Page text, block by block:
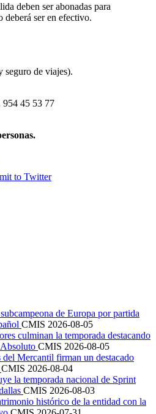
deben ser abonadas para
deberá ser en efectivo.
seguro de viajes).
45 53 77
de Europa por partida
CMIS 2026-08-05
culminan la temporada destacando
CMIS 2026-08-05
del Mercantil firman un destacado
CMIS 2026-08-04
la temporada nacional de Sprint
CMIS 2026-08-03
histórico de la entidad con la